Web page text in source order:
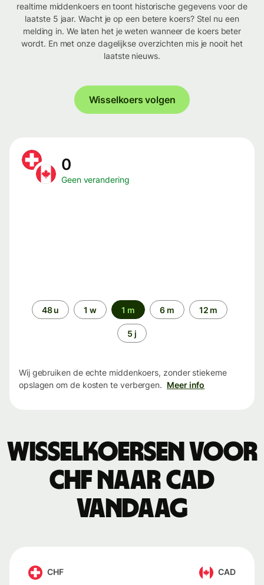
realtime middenkoers en toont historische gegevens voor de
laatste 5 jaar. Wacht je op een betere koers? Stel nu een
melding in. We laten het je weten wanneer de koers beter
wordt. En met onze dagelijkse overzichten mis je nooit het
laatste nieuws.
Wisselkoers volgen
0
Geen verandering
Periode48 u 1 w 1 m 6 m 12 m
5 j
Wij gebruiken de echte middenkoers, zonder stiekeme
opslagen om de kosten te verbergen. Meer info
Wisselkoersen voor
CHF naar CAD
vandaag
CHF CAD